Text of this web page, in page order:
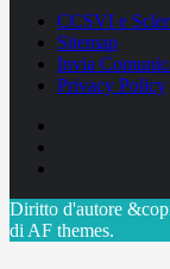
CCSVI e
Sitemap
Invia
Privacy Policy
Diritto d'autore
di AF themes.